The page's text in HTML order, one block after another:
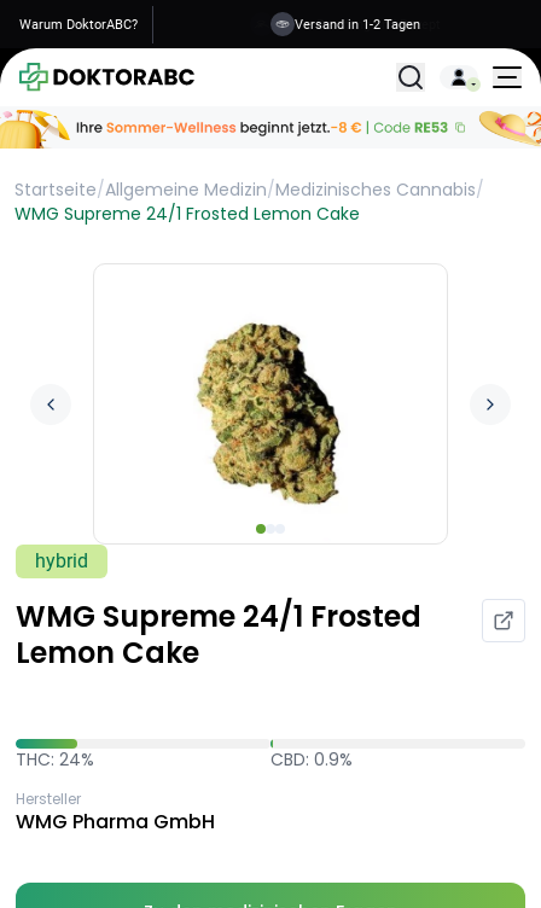
Warum DoktorABC? Versand in 1-2 Tagen
Alle
Startseite/Allgemeine Medizin/Medizinisches Cannabis/
WMG Supreme 24/1 Frosted Lemon Cake
hybrid
WMG Supreme 24/1 Frosted
Lemon Cake
THC: 24% CBD: 0.9%
Hersteller
WMG Pharma GmbH